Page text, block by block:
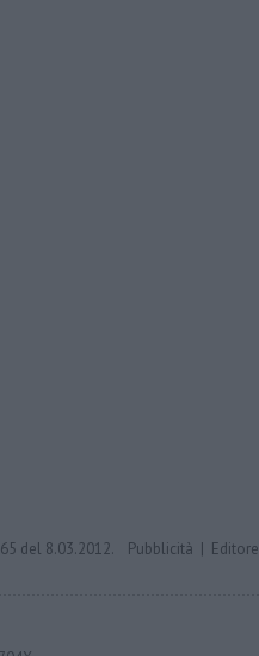
del 8.03.2012. Pubblicità | Editore